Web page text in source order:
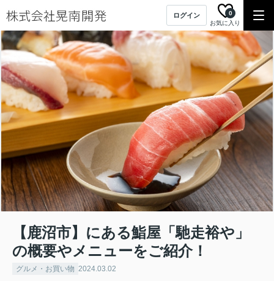
ログイン
お気に入り
0
【鹿沼市】にある鮨屋「馳走裕や」
の概要やメニューをご紹介！
グルメ・お買い物 2024.03.02